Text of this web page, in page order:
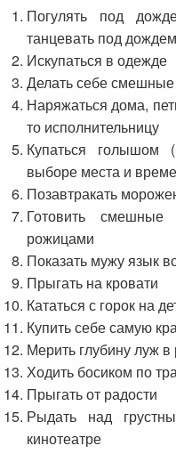
Погулять под
танцевать под дождем
Искупаться в одежде
Делать себе
Наряжаться дома,
то исполнительницу
Купаться голышом
выборе места и
Позавтракать
Готовить
рожицами
Показать мужу язык
Прыгать на кровати
Кататься с горок на
Купить себе самую
Мерить глубину луж
Ходить босиком по
Прыгать от радости
Рыдать над
кинотеатре